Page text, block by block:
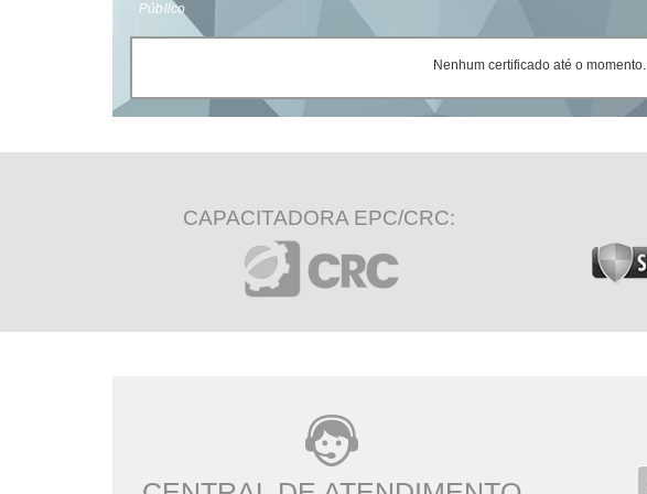
Público
Nenhum certificado até o momento.
CAPACITADORA EPC/CRC: